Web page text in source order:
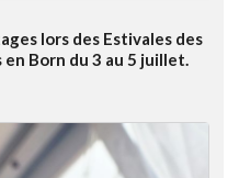
lors des Estivales des
Born du 3 au 5 juillet.